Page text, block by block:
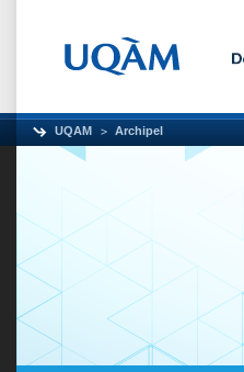
UQAM Archipel